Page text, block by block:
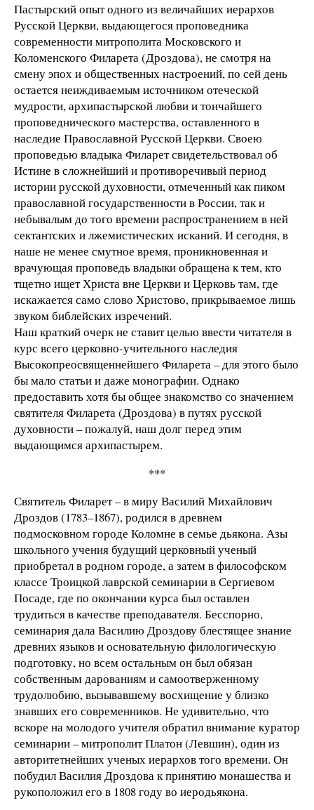
Пастырский опыт одного из величайших иерархов
Русской Церкви, выдающегося проповедника
современности митрополита Московского и
Коломенского Филарета (Дроздова), не смотря на
смену эпох и общественных настроений, по сей день
остается неиждиваемым источником отеческой
мудрости, архипастырской любви и тончайшего
проповеднического мастерства, оставленного в
наследие Православной Русской Церкви. Своею
проповедью владыка Филарет свидетельствовал об
Истине в сложнейший и противоречивый период
истории русской духовности, отмеченный как пиком
православной государственности в России, так и
небывалым до того времени распространением в ней
сектантских и лжемистических исканий. И сегодня, в
наше не менее смутное время, проникновенная и
врачующая проповедь владыки обращена к тем, кто
тщетно ищет Христа вне Церкви и Церковь там, где
искажается само слово Христово, прикрываемое лишь
звуком библейских изречений.
Наш краткий очерк не ставит целью ввести читателя в
курс всего церковно-учительного наследия
Высокопреосвященнейшего Филарета – для этого было
бы мало статьи и даже монографии. Однако
предоставить хотя бы общее знакомство со значением
святителя Филарета (Дроздова) в путях русской
духовности – пожалуй, наш долг перед этим
выдающимся архипастырем.
***
Святитель Филарет – в миру Василий Михайлович
Дроздов (1783–1867), родился в древнем
подмосковном городе Коломне в семье дьякона. Азы
школьного учения будущий церковный ученый
приобретал в родном городе, а затем в философском
классе Троицкой лаврской семинарии в Сергиевом
Посаде, где по окончании курса был оставлен
трудиться в качестве преподавателя. Бесспорно,
семинария дала Василию Дроздову блестящее знание
древних языков и основательную филологическую
подготовку, но всем остальным он был обязан
собственным дарованиям и самоотверженному
трудолюбию, вызывавшему восхищение у близко
знавших его современников. Не удивительно, что
вскоре на молодого учителя обратил внимание куратор
семинарии – митрополит Платон (Левшин), один из
авторитетнейших ученых иерархов того времени. Он
побудил Василия Дроздова к принятию монашества и
рукоположил его в 1808 году во иеродьякона.